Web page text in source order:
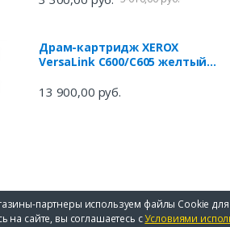
Драм-картридж XEROX
VersaLink C600/C605 желтый
13 900,00 руб.
партнеры используем файлы Cookie для
на сайте, вы соглашаетесь сУсловиями